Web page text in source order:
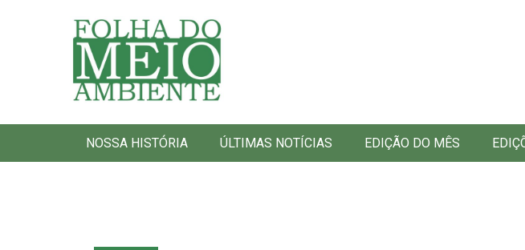
Folha do Meio Ambiente
NOSSA HISTÓRIA ÚLTIMAS NOTÍCIAS EDIÇÃO DO MÊS